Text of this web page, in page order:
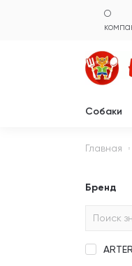
О
Собаки
Главная
Бренд